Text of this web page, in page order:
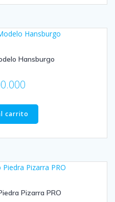
Hansburgo
carrito
Pizarra PRO